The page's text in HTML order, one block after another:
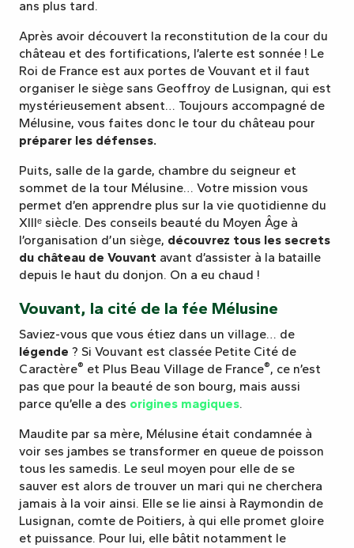
ans plus tard.
Après avoir découvert la reconstitution de la cour du
château et des fortifications, l’alerte est sonnée ! Le
Roi de France est aux portes de Vouvant et il faut
organiser le siège sans Geoffroy de Lusignan, qui est
mystérieusement absent… Toujours accompagné de
Mélusine, vous faites donc le tour du château pour
préparer les défenses.
Puits, salle de la garde, chambre du seigneur et
sommet de la tour Mélusine… Votre mission vous
permet d’en apprendre plus sur la vie quotidienne du
XIIIᵉ siècle. Des conseils beauté du Moyen Âge à
l’organisation d’un siège, découvrez tous les secrets
du château de Vouvant avant d’assister à la bataille
depuis le haut du donjon. On a eu chaud !
Vouvant, la cité de la fée Mélusine
Saviez-vous que vous étiez dans un village… de
légende ? Si Vouvant est classée Petite Cité de
Caractère® et Plus Beau Village de France®, ce n’est
pas que pour la beauté de son bourg, mais aussi
parce qu’elle a des origines magiques.
Maudite par sa mère, Mélusine était condamnée à
voir ses jambes se transformer en queue de poisson
tous les samedis. Le seul moyen pour elle de se
sauver est alors de trouver un mari qui ne cherchera
jamais à la voir ainsi. Elle se lie ainsi à Raymondin de
Lusignan, comte de Poitiers, à qui elle promet gloire
et puissance. Pour lui, elle bâtit notamment le